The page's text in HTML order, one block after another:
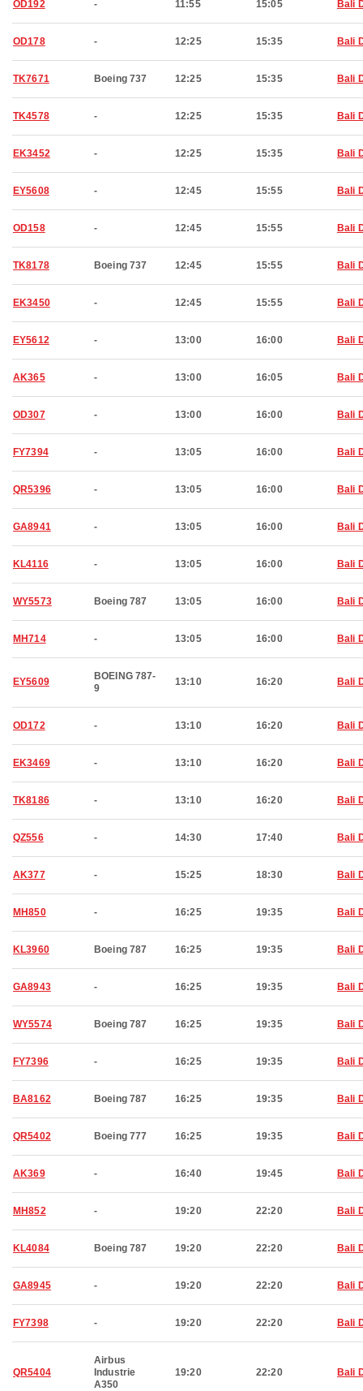
OD192 - 11:55 15:05 Bali
OD178 - 12:25 15:35 Bali
TK7671 Boeing 737 12:25 15:35 Bali
TK4578 - 12:25 15:35 Bali
EK3452 - 12:25 15:35 Bali
EY5608 - 12:45 15:55 Bali
OD158 - 12:45 15:55 Bali
TK8178 Boeing 737 12:45 15:55 Bali
EK3450 - 12:45 15:55 Bali
EY5612 - 13:00 16:00 Bali
AK365 - 13:00 16:05 Bali
OD307 - 13:00 16:00 Bali
FY7394 - 13:05 16:00 Bali
QR5396 - 13:05 16:00 Bali
GA8941 - 13:05 16:00 Bali
KL4116 - 13:05 16:00 Bali
WY5573 Boeing 787 13:05 16:00 Bali
MH714 - 13:05 16:00 Bali
EY5609
BOEING 787-
9
13:10 16:20 Bali
OD172 - 13:10 16:20 Bali
EK3469 - 13:10 16:20 Bali
TK8186 - 13:10 16:20 Bali
QZ556 - 14:30 17:40 Bali
AK377 - 15:25 18:30 Bali
MH850 - 16:25 19:35 Bali
KL3960 Boeing 787 16:25 19:35 Bali
GA8943 - 16:25 19:35 Bali
WY5574 Boeing 787 16:25 19:35 Bali
FY7396 - 16:25 19:35 Bali
BA8162 Boeing 787 16:25 19:35 Bali
QR5402 Boeing 777 16:25 19:35 Bali
AK369 - 16:40 19:45 Bali
MH852 - 19:20 22:20 Bali
KL4084 Boeing 787 19:20 22:20 Bali
GA8945 - 19:20 22:20 Bali
FY7398 - 19:20 22:20 Bali
QR5404
Airbus
Industrie
A350
19:20 22:20 Bali